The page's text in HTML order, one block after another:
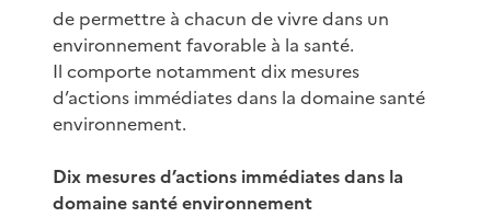
de permettre à chacun de vivre dans un
environnement favorable à la santé.
Il comporte notamment dix mesures
d’actions immédiates dans la domaine santé
environnement.
Dix mesures d’actions immédiates dans la
domaine santé environnement